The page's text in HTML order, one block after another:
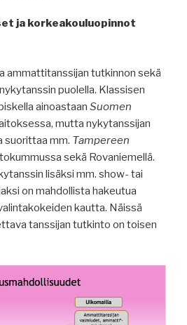
ja korkeakouluopinnot
ammattitanssijan tutkinnon sekä
puolella. Klassisen
ainoastaan Suomen
mutta nykytanssijan
suorittaa mm. Tampereen
sekä Rovaniemellä.
lisäksi mm. show- tai
on mahdollista hakeutua
kautta. Näissä
tanssijan tutkinto on toisen